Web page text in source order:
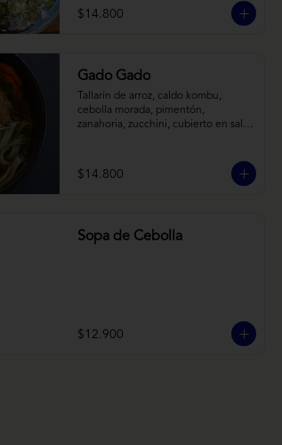
$14.800
Gado Gado
Tallarín de arroz, caldo kombu,
cebolla morada, pimentón,
zanahoria, zucchini, cubierto en salsa
$14.800
Sopa de Cebolla
$12.900